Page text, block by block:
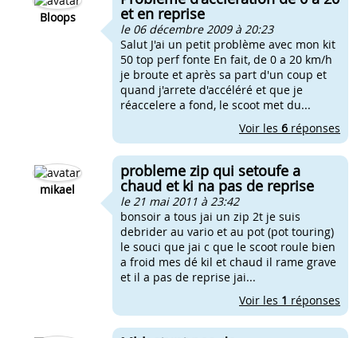
Bloops et en reprise
le 06 décembre 2009 à 20:23
Salut J'ai un petit problème avec mon kit
50 top perf fonte En fait, de 0 a 20 km/h
je broute et après sa part d'un coup et
quand j'arrete d'accéléré et que je
réaccelere a fond, le scoot met du...
Voir les 6 réponses
mikael
probleme zip qui setoufe a
chaud et ki na pas de reprise
le 21 mai 2011 à 23:42
bonsoir a tous jai un zip 2t je suis
debrider au vario et au pot (pot touring)
le souci que jai c que le scoot roule bien
a froid mes dé kil et chaud il rame grave
et il a pas de reprise jai...
Voir les 1 réponses